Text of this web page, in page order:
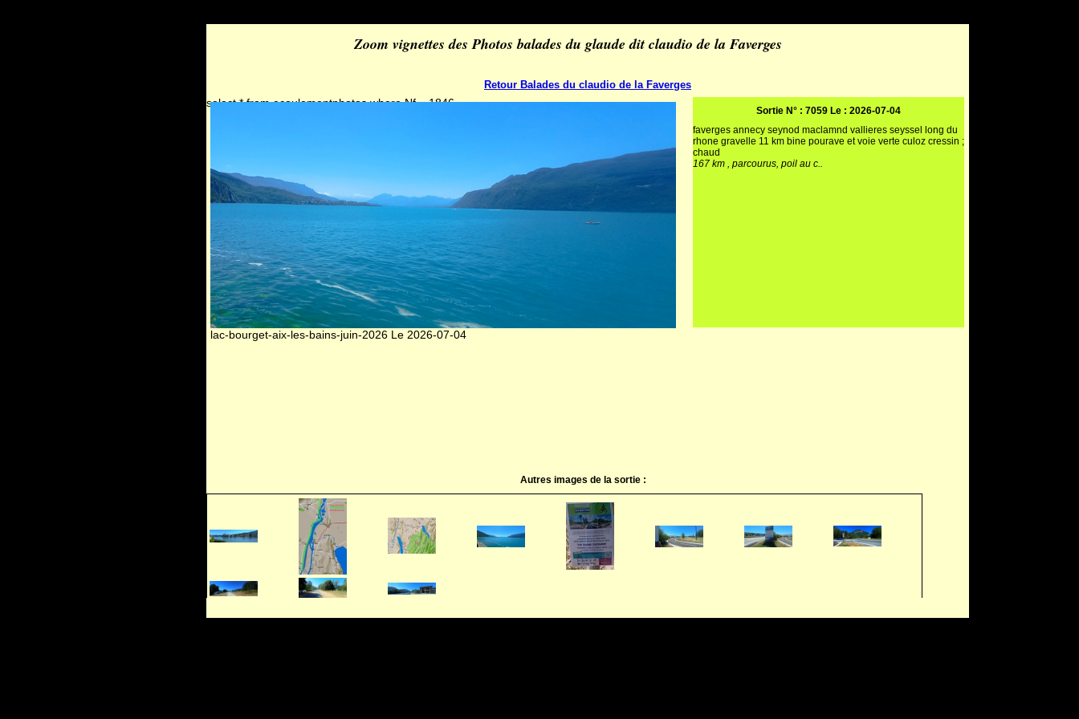
Retour Balades du claudio de la Faverges
select * from ecoulementphotos where Nf = 1846
lac-bourget-aix-les-bains-juin-2026 Le 2026-07-04
Autres images de la sortie :
Sortie N° : 7059 Le : 2026-07-04
faverges annecy seynod maclamnd vallieres seyssel long du
rhone gravelle 11 km bine pourave et voie verte culoz cressin ;
chaud
167 km , parcourus, poil au c..
Zoom vignettes des Photos balades du glaude dit claudio de la Faverges